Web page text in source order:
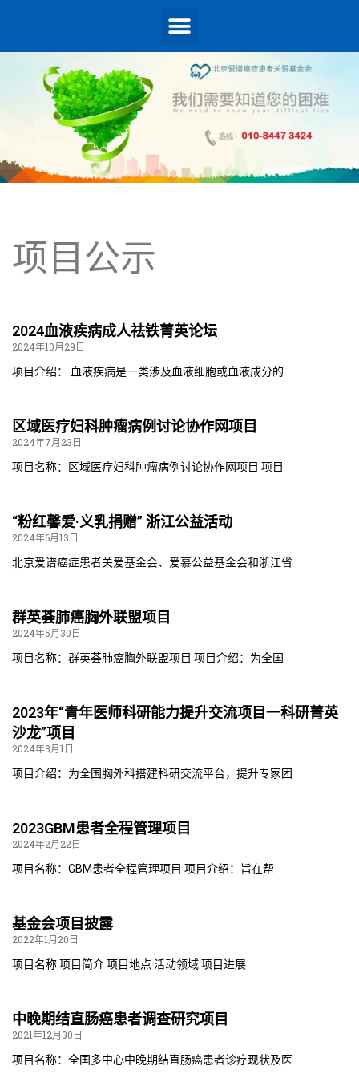
项目公示
2024血液疾病成人祛铁菁英论坛
2024年10月29日
项目介绍： 血液疾病是一类涉及血液细胞或血液成分的
区域医疗妇科肿瘤病例讨论协作网项目
2024年7月23日
项目名称：区域医疗妇科肿瘤病例讨论协作网项目 项目
“粉红馨爱·义乳捐赠” 浙江公益活动
2024年6月13日
北京爱谱癌症患者关爱基金会、爱慕公益基金会和浙江省
群英荟肺癌胸外联盟项目
2024年5月30日
项目名称：群英荟肺癌胸外联盟项目 项目介绍：为全国
2023年“青年医师科研能力提升交流项目一科研菁英
沙龙”项目
2024年3月1日
项目介绍：为全国胸外科搭建科研交流平台，提升专家团
2023GBM患者全程管理项目
2024年2月22日
项目名称：GBM患者全程管理项目 项目介绍：旨在帮
基金会项目披露
2022年1月20日
项目名称 项目简介 项目地点 活动领域 项目进展
中晚期结直肠癌患者调查研究项目
2021年12月30日
项目名称：全国多中心中晚期结直肠癌患者诊疗现状及医